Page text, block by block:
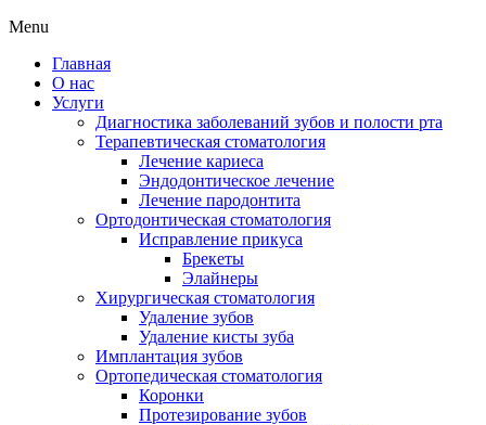
Menu
Главная
О нас
Услуги
Диагностика заболеваний зубов и полости рта
Терапевтическая стоматология
Лечение кариеса
Эндодонтическое лечение
Лечение пародонтита
Ортодонтическая стоматология
Исправление прикуса
Брекеты
Элайнеры
Хирургическая стоматология
Удаление зубов
Удаление кисты зуба
Имплантация зубов
Ортопедическая стоматология
Коронки
Протезирование зубов